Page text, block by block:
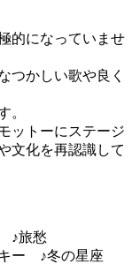
的になっていませ
つかしい歌や良く
。
ットーにステージ
文化を再認識して
♪旅愁
ー ♪冬の星座